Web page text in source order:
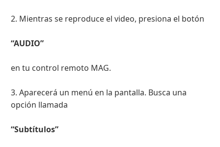
2. Mientras se reproduce el video, presiona el botón
“AUDIO”
en tu control remoto MAG.
3. Aparecerá un menú en la pantalla. Busca una
opción llamada
“Subtítulos”